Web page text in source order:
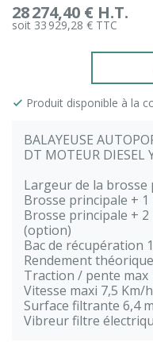
28 274,40 € H.T.
soit 33 929,28 € TTC
Produit disponible à la
BALAYEUSE
DT MOTEUR DIESEL
Largeur de la brosse
Brosse principale +
Brosse principale +
(option)
Bac de récupération
Rendement
Traction / pente max
Vitesse maxi 7,5 Km/h
Surface filtrante 6,4
Vibreur filtre